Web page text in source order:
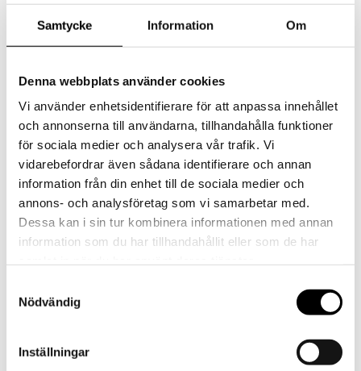
Samtycke Information Om
Denna webbplats använder cookies
Vi använder enhetsidentifierare för att anpassa innehållet
och annonserna till användarna, tillhandahålla funktioner
för sociala medier och analysera vår trafik. Vi
vidarebefordrar även sådana identifierare och annan
information från din enhet till de sociala medier och
annons- och analysföretag som vi samarbetar med.
Dessa kan i sin tur kombinera informationen med annan
information som du har tillhandahållit eller som de har
Nödvändig
Inställningar
Ämnen
Video